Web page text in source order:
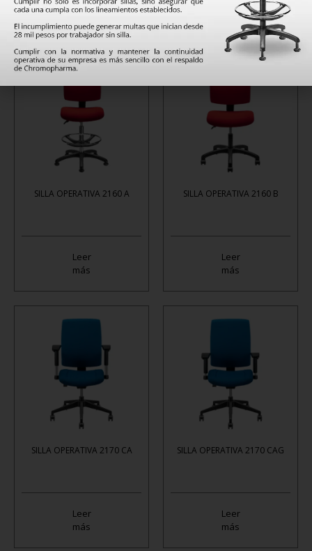
más
más
SILLA OPERATIVA 2160 A
Leer
más
SILLA OPERATIVA 2160 B
Leer
más
SILLA OPERATIVA 2170 CA
Leer
más
SILLA OPERATIVA 2170 CAG
Leer
más